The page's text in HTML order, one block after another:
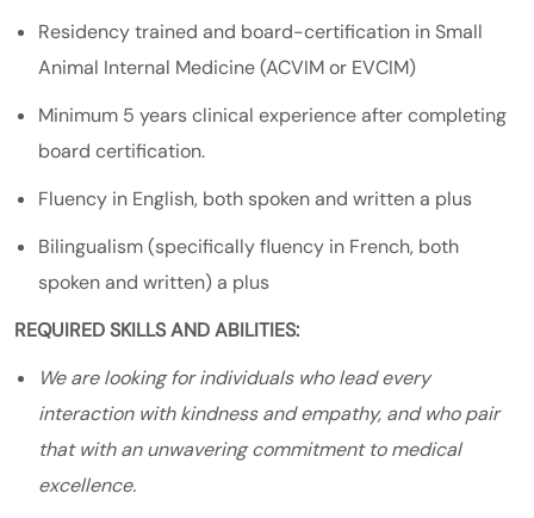
Residency trained and board-certification in Small
Animal Internal Medicine (ACVIM or EVCIM)
Minimum 5 years clinical experience after completing
board certification.
Fluency in English, both spoken and written a plus
Bilingualism (specifically fluency in French, both
spoken and written) a plus
REQUIRED SKILLS AND ABILITIES:
We are looking for individuals who lead every
interaction with kindness and empathy, and who pair
that with an unwavering commitment to medical
excellence.